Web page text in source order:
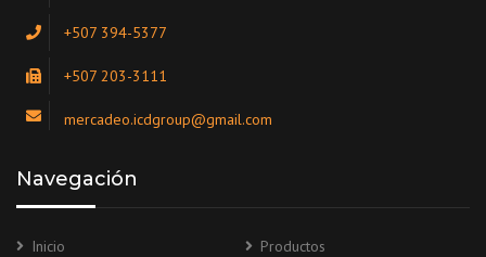
+507 394-5377
+507 203-3111
mercadeo.icdgroup@gmail.com
Navegación
Inicio Productos